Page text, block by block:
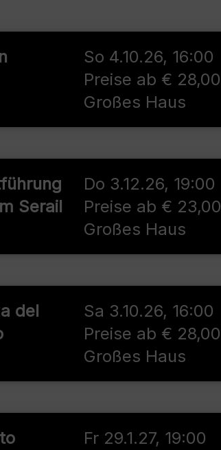
So 4.10.26, 16:00
Preise ab € 28,00
Großes Haus
Serail
Do 3.12.26, 19:00
Preise ab € 23,00
Großes Haus
del
Sa 3.10.26, 16:00
Preise ab € 28,00
Großes Haus
Fr 29.1.27, 19:00